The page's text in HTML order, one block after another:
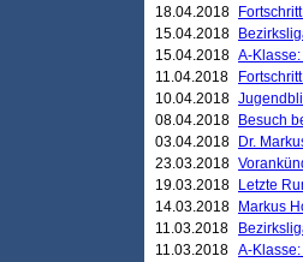
18.04.2018
15.04.2018
15.04.2018 A-
11.04.2018
10.04.2018
08.04.2018
Besuch
03.04.2018
Dr.
23.03.2018
19.03.2018
Letzte
14.03.2018
Markus
11.03.2018
11.03.2018 A-